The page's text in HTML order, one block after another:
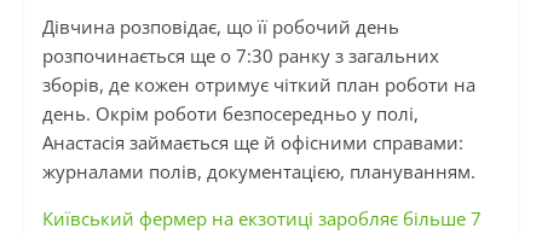
Дівчина розповідає, що її робочий день
розпочинається ще о 7:30 ранку з загальних
зборів, де кожен отримує чіткий план роботи на
день. Окрім роботи безпосередньо у полі,
Анастасія займається ще й офісними справами:
журналами полів, документацією, плануванням.
Київський фермер на екзотиці заробляє більше 7